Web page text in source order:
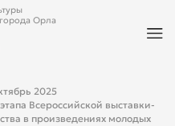
Орла
2025
Всероссийской выставки-
в произведениях молодых